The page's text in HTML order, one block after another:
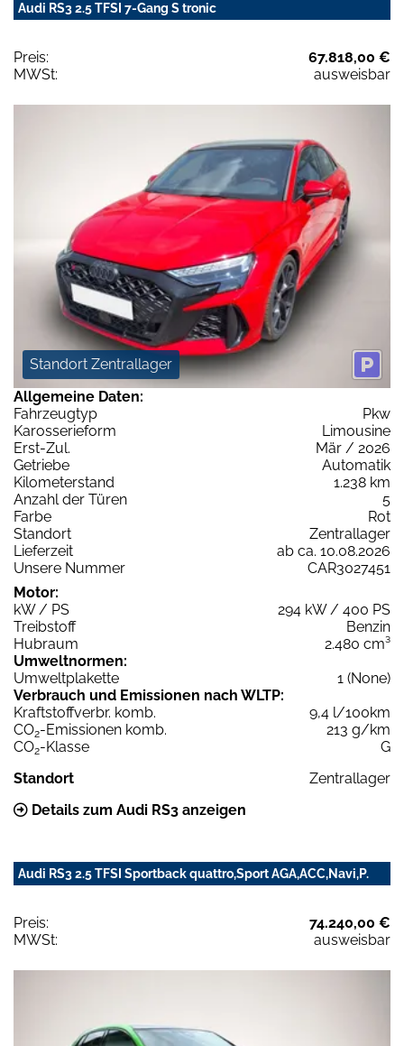
Audi RS3 2.5 TFSI 7-Gang S tronic
Preis:
67.818,00 €
MWSt:
ausweisbar
Standort Zentrallager
Allgemeine Daten:
Fahrzeugtyp
Pkw
Karosserieform
Limousine
Erst-Zul.
Mär / 2026
Getriebe
Automatik
Kilometerstand
1.238 km
Anzahl der Türen
5
Farbe
Rot
Standort
Zentrallager
Lieferzeit
ab ca. 10.08.2026
Unsere Nummer
CAR3027451
Motor:
kW / PS
294 kW / 400 PS
Treibstoff
Benzin
Hubraum
2.480 cm³
Umweltnormen:
Umweltplakette
1 (None)
Verbrauch und Emissionen nach WLTP:
Kraftstoffverbr. komb.
9,4 l/100km
CO2-Emissionen komb.
213 g/km
CO2-Klasse
G
Standort
Zentrallager
Details zum Audi RS3 anzeigen
Audi RS3 2.5 TFSI Sportback quattro,Sport AGA,ACC,Navi,P.
Preis:
74.240,00 €
MWSt:
ausweisbar